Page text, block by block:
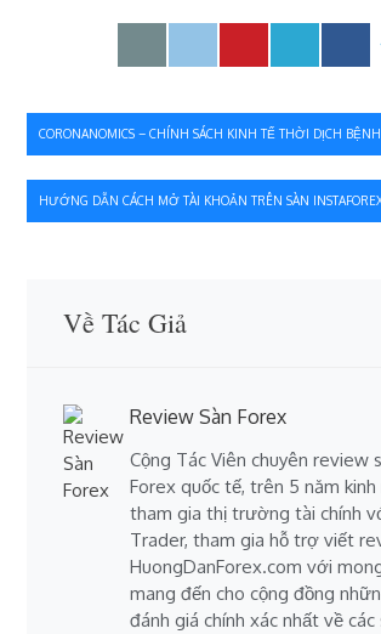
CORONANOMICS – CHÍNH SÁCH KINH TẾ THỜI DỊCH BỆNH
HƯỚNG DẪN CÁCH MỞ TÀI KHOẢN TRÊN SÀN
Về Tác Giả
Review Sàn Forex
Cộng Tác Viên chuyên review
Forex quốc tế, trên 5 năm kinh
tham gia thị trường tài chính
Trader, tham gia hỗ trợ viết
HuongDanForex.com với
mang đến cho cộng đồng
đánh giá chính xác nhất về các